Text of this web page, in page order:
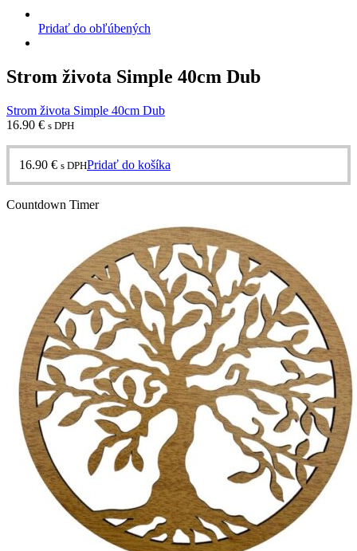
Pridať do obľúbených
Strom života Simple 40cm Dub
Strom života Simple 40cm Dub
16.90 € s DPH
16.90 € s DPHPridať do košíka
Countdown Timer